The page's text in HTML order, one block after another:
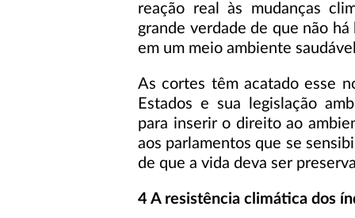
reação real às mudanças
grande verdade de que não
em um meio ambiente
As cortes têm acatado esse
Estados e sua legislação
para inserir o direito ao
aos parlamentos que se
de que a vida deva ser
4 A resistência climática dos